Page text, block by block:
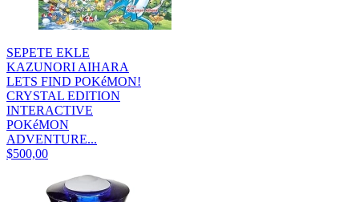
SEPETE EKLE
KAZUNORI AIHARA
LETS FIND POKéMON!
CRYSTAL EDITION
INTERACTIVE
POKéMON
ADVENTURE...
$500,00